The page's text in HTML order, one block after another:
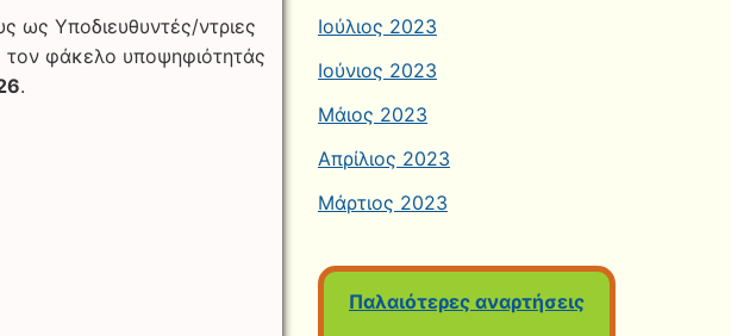
ως Υποδιευθυντές/ντριες
τον φάκελο υποψηφιότητάς
.
Ιούλιος 2023
Ιούνιος 2023
Μάιος 2023
Απρίλιος 2023
Μάρτιος 2023
Παλαιότερες αναρτήσεις